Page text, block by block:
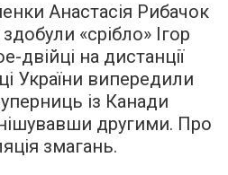
Анастасія Рибачок
«срібло» Ігор
двійці на дистанції
України випередили
із Канади
другими. Про
змагань.